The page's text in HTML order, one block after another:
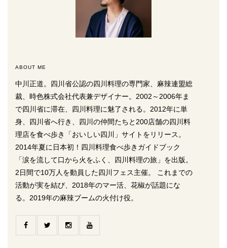
ABOUT ME
中川正道。四川省公認の四川料理の専門家、麻辣連盟総
裁、時色株式会社代表兼デザイナー。2002～2006年ま
で四川省に滞在、四川料理に魅了される。2012年に単
身、四川省へ行き、四川の仲間たちと200店舗の四川料
理店を食べ歩き「おいしい四川」サイトをリリース。
2014年夏に日本初！四川料理食べ歩きガイドブック
「涙を流して口から火をふく、四川料理の旅」を出版。
2日間で10万人を動員した四川フェス主催。 これまでの
活動が実を結び、2018年のマー活、花椒が話題にな
る。2019年の麻辣ブームの火付け役。